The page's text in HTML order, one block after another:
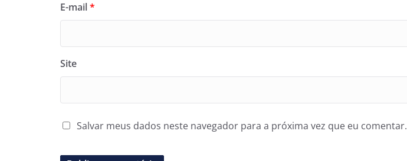
E-mail*
Site
Salvar meus dados neste navegador para a próxima vez que eu comentar.